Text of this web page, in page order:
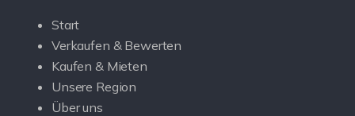
Start
Verkaufen & Bewerten
Kaufen & Mieten
Unsere Region
Über uns